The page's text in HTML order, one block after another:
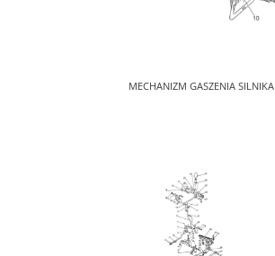
MECHANIZM GASZENIA SILNIKA